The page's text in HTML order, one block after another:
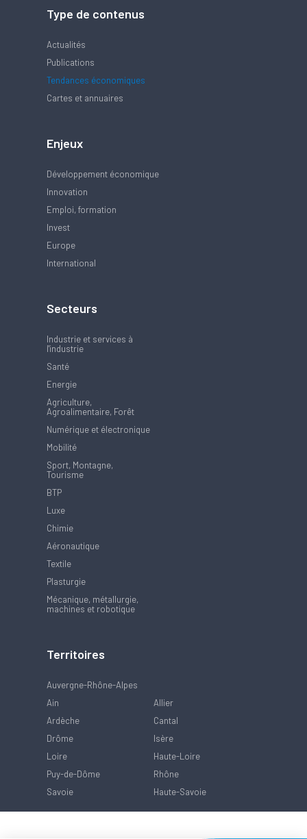
Type de contenus
Actualités
Publications
Tendances économiques
Cartes et annuaires
Enjeux
Développement économique
Innovation
Emploi, formation
Invest
Europe
International
Secteurs
Industrie et services à
l'industrie
Santé
Energie
Agriculture,
Agroalimentaire, Forêt
Numérique et électronique
Mobilité
Sport, Montagne,
Tourisme
BTP
Luxe
Chimie
Aéronautique
Textile
Plasturgie
Mécanique, métallurgie,
machines et robotique
Territoires
Auvergne-Rhône-Alpes
Ain
Allier
Ardèche
Cantal
Drôme
Isère
Loire
Haute-Loire
Puy-de-Dôme
Rhône
Savoie
Haute-Savoie